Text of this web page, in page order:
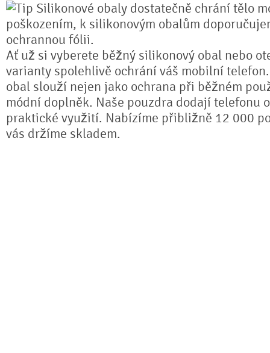
Silikonové obaly dostatečně chrání tělo
poškozením, k silikonovým obalům
ochrannou fólii.
Ať už si vyberete běžný silikonový obal nebo
varianty spolehlivě ochrání váš mobilní
obal slouží nejen jako ochrana při běžném
módní doplněk. Naše pouzdra dodají telefonu
praktické využití. Nabízíme přibližně 12 000
vás držíme skladem.